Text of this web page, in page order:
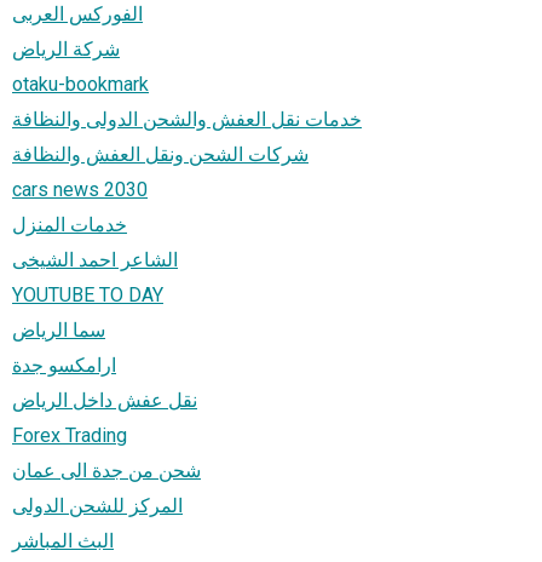
الفوركس العربى
شركة الرياض
otaku-bookmark
خدمات نقل العفش والشحن الدولى والنظافة
شركات الشحن ونقل العفش والنظافة
cars news 2030
خدمات المنزل
الشاعر احمد الشيخى
YOUTUBE TO DAY
سما الرياض
ارامكسو جدة
نقل عفش داخل الرياض
Forex Trading
شحن من جدة الى عمان
المركز للشحن الدولى
البث المباشر